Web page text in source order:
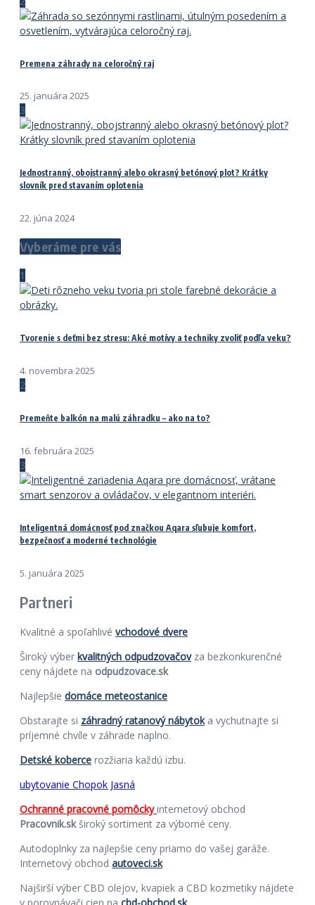
Premena záhrady na celoročný raj
25. januára 2025
3
Jednostranný, obojstranný alebo okrasný betónový plot? Krátky
slovník pred stavaním oplotenia
22. júna 2024
Vyberáme pre vás
1
Tvorenie s deťmi bez stresu: Aké motívy a techniky zvoliť podľa veku?
4. novembra 2025
2
Premeňte balkón na malú záhradku – ako na to?
16. februára 2025
3
Inteligentná domácnosť pod značkou Aqara sľubuje komfort,
bezpečnosť a moderné technológie
5. januára 2025
Partneri
Kvalitné a spoľahlivé vchodové dvere
Široký výber kvalitných odpudzovačovza bezkonkurenčné
ceny nájdete na odpudzovace.sk
Najlepšie domáce meteostanice
Obstarajte si záhradný ratanový nábytoka vychutnajte si
príjemné chvíle v záhrade naplno.
Detské koberce rozžiaria každú izbu.
ubytovanie Chopok Jasná
Ochranné pracovné pomôckyinternetový obchod
Pracovnik.skširoký sortiment za výborné ceny.
Autodoplnky za najlepšie ceny priamo do vašej garáže.
Internetový obchod autoveci.sk
Najširší výber CBD olejov, kvapiek a CBD kozmetiky nájdete
v porovnávači cien na cbd-obchod.sk